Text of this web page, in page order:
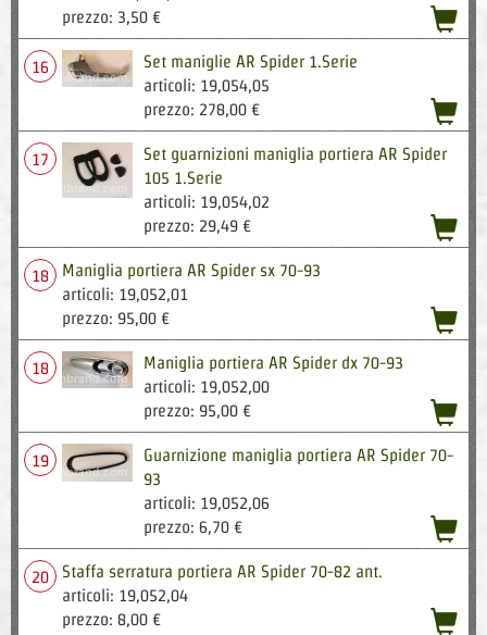
prezzo: 3,50 €
16
Set maniglie AR Spider 1.Serie
articoli: 19,054,05
prezzo: 278,00 €
17
Set guarnizioni maniglia portiera AR Spider
105 1.Serie
articoli: 19,054,02
prezzo: 29,49 €
18
Maniglia portiera AR Spider sx 70-93
articoli: 19,052,01
prezzo: 95,00 €
18
Maniglia portiera AR Spider dx 70-93
articoli: 19,052,00
prezzo: 95,00 €
19
Guarnizione maniglia portiera AR Spider 70-
93
articoli: 19,052,06
prezzo: 6,70 €
20
Staffa serratura portiera AR Spider 70-82 ant.
articoli: 19,052,04
prezzo: 8,00 €